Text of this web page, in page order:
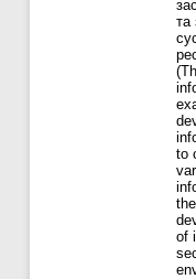
та
to
of